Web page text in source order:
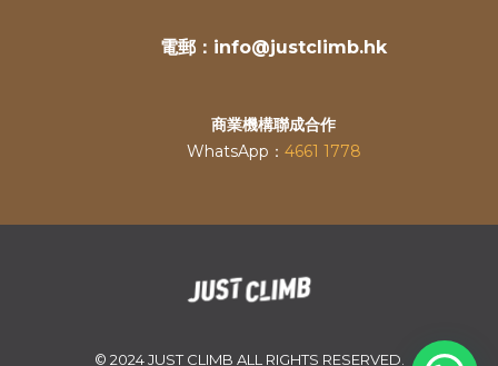
電郵：info@justclimb.hk
商業機構聯成合作
WhatsApp： 4661 1778
© 2024 JUST CLIMB ALL RIGHTS RESERVED.